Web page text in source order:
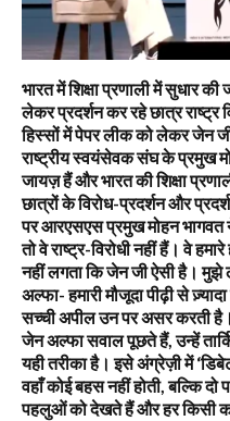
भारत में शिक्षा प्रणाली में सुधार
लेकर प्रदर्शन कर रहे छात्र
हिस्सों में पेपर लीक को लेकर जेन
राष्ट्रीय स्वयंसेवक संघ के प्रमुख
जायज़ हैं और भारत की शिक्षा
छात्रों के विरोध-प्रदर्शन और
पर आरएसएस प्रमुख मोहन भागवत
तो वे राष्ट्र-विरोधी नहीं हैं। वे
नहीं लगता कि जेन जी ऐसी है।
अल्फा- हमारी मौजूदा पीढ़ी से
सच्ची अपील उन पर असर करती
जेन अल्फा सवाल पूछते हैं, उन्हें
यही तरीका है। इसे अंग्रेज़ी में
वहाँ कोई बहस नहीं होती, बल्कि दो
पहलुओं को देखते हैं और हर किसी का